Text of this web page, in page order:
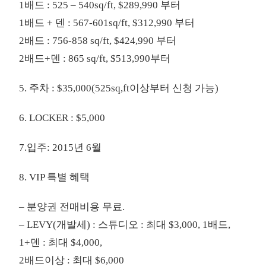
1배드 : 525 – 540sq/ft, $289,990 부터
1배드 + 덴 : 567-601sq/ft, $312,990 부터
2배드 : 756-858 sq/ft, $424,990 부터
2배드+덴 : 865 sq/ft, $513,990부터
5. 주차 : $35,000(525sq,ft이상부터 신청 가능)
6. LOCKER : $5,000
7.입주: 2015년 6월
8. VIP 특별 혜택
– 분양권 전매비용 무료.
– LEVY(개발세) : 스튜디오 : 최대 $3,000, 1배드,
1+덴 : 최대 $4,000,
2배드이상 : 최대 $6,000